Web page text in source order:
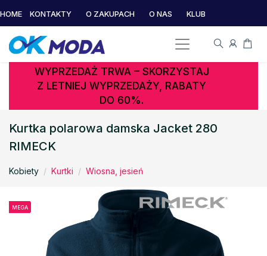
HOME KONTAKTY O ZAKUPACH O NAS KLUB
WYPRZEDAŻ TRWA – SKORZYSTAJ
Z LETNIEJ WYPRZEDAŻY, RABATY
DO 60%.
Kurtka polarowa damska Jacket 280
RIMECK
Kobiety Kurtki Wiosna, jesień
MEGA